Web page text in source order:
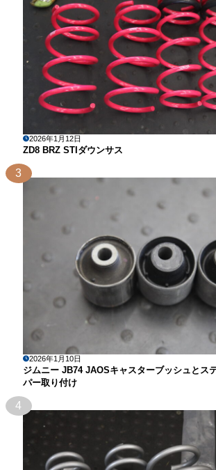
2026年1月12日
ZD8 BRZ STIダウンサス
3
2026年1月10日
ジムニー JB74 JAOSキャスターブッシュとス
パー取り付け
4